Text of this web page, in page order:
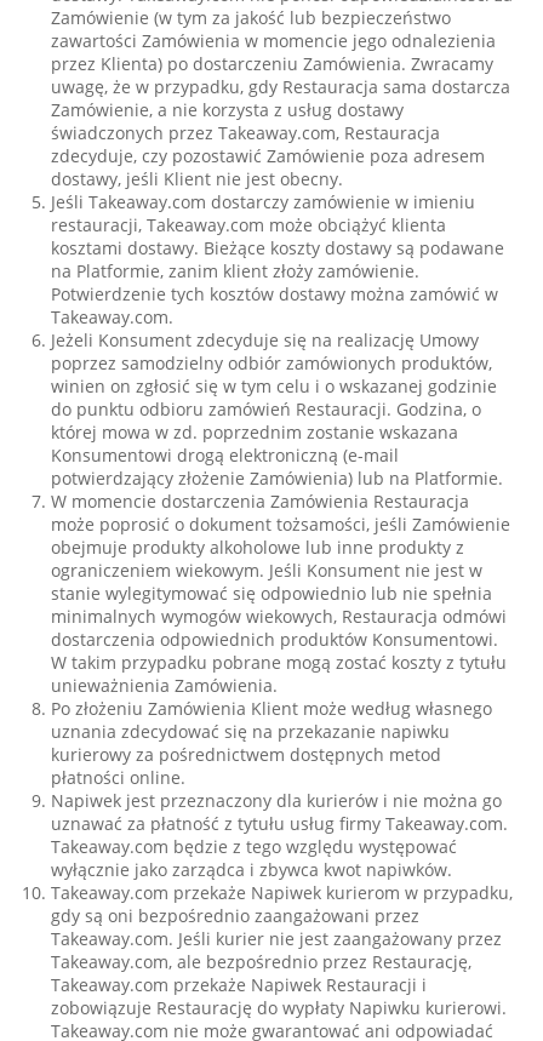
Zamówienie (w tym za jakość lub bezpieczeństwo
zawartości Zamówienia w momencie jego odnalezienia
przez Klienta) po dostarczeniu Zamówienia. Zwracamy
uwagę, że w przypadku, gdy Restauracja sama dostarcza
Zamówienie, a nie korzysta z usług dostawy
świadczonych przez Takeaway.com, Restauracja
zdecyduje, czy pozostawić Zamówienie poza adresem
dostawy, jeśli Klient nie jest obecny.
Jeśli Takeaway.com dostarczy zamówienie w imieniu
restauracji, Takeaway.com może obciążyć klienta
kosztami dostawy. Bieżące koszty dostawy są podawane
na Platformie, zanim klient złoży zamówienie.
Potwierdzenie tych kosztów dostawy można zamówić w
Takeaway.com.
Jeżeli Konsument zdecyduje się na realizację Umowy
poprzez samodzielny odbiór zamówionych produktów,
winien on zgłosić się w tym celu i o wskazanej godzinie
do punktu odbioru zamówień Restauracji. Godzina, o
której mowa w zd. poprzednim zostanie wskazana
Konsumentowi drogą elektroniczną (e-mail
potwierdzający złożenie Zamówienia) lub na Platformie.
W momencie dostarczenia Zamówienia Restauracja
może poprosić o dokument tożsamości, jeśli Zamówienie
obejmuje produkty alkoholowe lub inne produkty z
ograniczeniem wiekowym. Jeśli Konsument nie jest w
stanie wylegitymować się odpowiednio lub nie spełnia
minimalnych wymogów wiekowych, Restauracja odmówi
dostarczenia odpowiednich produktów Konsumentowi.
W takim przypadku pobrane mogą zostać koszty z tytułu
unieważnienia Zamówienia.
Po złożeniu Zamówienia Klient może według własnego
uznania zdecydować się na przekazanie napiwku
kurierowy za pośrednictwem dostępnych metod
płatności online.
Napiwek jest przeznaczony dla kurierów i nie można go
uznawać za płatność z tytułu usług firmy Takeaway.com.
Takeaway.com będzie z tego względu występować
wyłącznie jako zarządca i zbywca kwot napiwków.
Takeaway.com przekaże Napiwek kurierom w przypadku,
gdy są oni bezpośrednio zaangażowani przez
Takeaway.com. Jeśli kurier nie jest zaangażowany przez
Takeaway.com, ale bezpośrednio przez Restaurację,
Takeaway.com przekaże Napiwek Restauracji i
zobowiązuje Restaurację do wypłaty Napiwku kurierowi.
Takeaway.com nie może gwarantować ani odpowiadać